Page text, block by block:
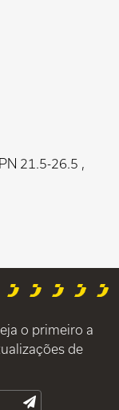
21.5-26.5 ,
o primeiro a
de